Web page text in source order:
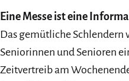
Eine Messe ist eine
Das gemütliche Schlendern
Seniorinnen und Senioren
Zeitvertreib am